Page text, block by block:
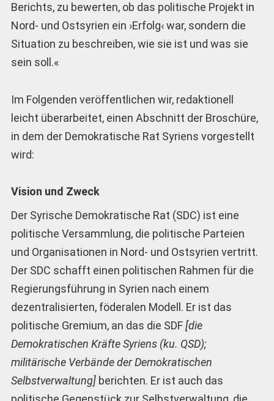
Berichts, zu bewerten, ob das politische Projekt in
Nord- und Ostsyrien ein ›Erfolg‹ war, sondern die
Situation zu beschreiben, wie sie ist und was sie
sein soll.«
Im Folgenden veröffentlichen wir, redaktionell
leicht überarbeitet, einen Abschnitt der Broschüre,
in dem der Demokratische Rat Syriens vorgestellt
wird:
Vision und Zweck
Der Syrische Demokratische Rat (SDC) ist eine
politische Versammlung, die politische Parteien
und Organisationen in Nord- und Ostsyrien vertritt.
Der SDC schafft einen politischen Rahmen für die
Regierungsführung in Syrien nach einem
dezentralisierten, föderalen Modell. Er ist das
politische Gremium, an das die SDF[die
Demokratischen Kräfte Syriens (ku. QSD);
militärische Verbände der Demokratischen
Selbstverwaltung]berichten. Er ist auch das